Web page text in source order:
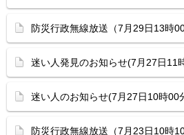
防災行政無線放送（7月29日13時00
迷い人発見のお知らせ(7月27日11
迷い人のお知らせ(7月27日10時00
防災行政無線放送（7月23日10時10